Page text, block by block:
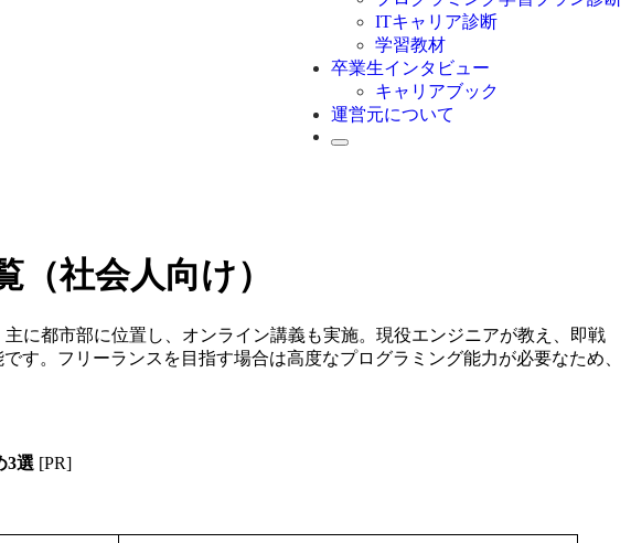
その他言語
ITキャリア診断
学習教材
卒業生インタビュー
キャリアブック
運営元について
社会人向け）
に都市部に位置し、オンライン講義も実施。現役エンジニアが教え、即戦
す。フリーランスを目指す場合は高度なプログラミング能力が必要なため、
3選 [PR]